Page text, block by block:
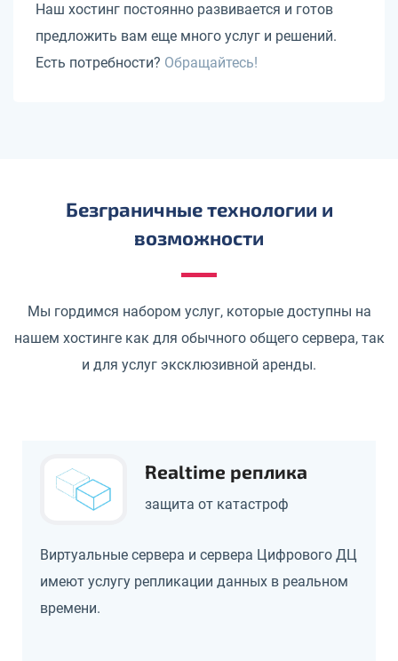
Наш хостинг постоянно развивается и готов
предложить вам еще много услуг и решений.
Есть потребности? Обращайтесь!
Безграничные технологии и
возможности
Мы гордимся набором услуг, которые доступны на
нашем хостинге как для обычного общего сервера, так
и для услуг эксклюзивной аренды.
Realtime реплика
защита от катастроф
Виртуальные сервера и сервера Цифрового ДЦ
имеют услугу репликации данных в реальном
времени.